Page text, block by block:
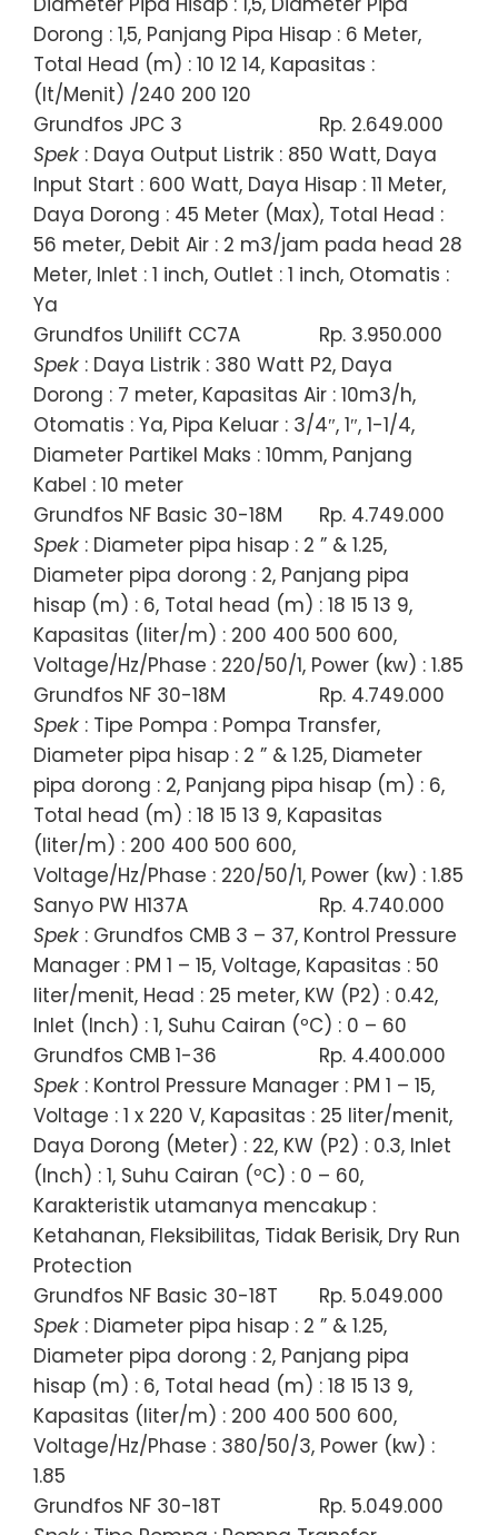
Dorong : 1,5, Panjang Pipa Hisap : 6 Meter,
Total Head (m) : 10 12 14, Kapasitas :
(lt/Menit) /240 200 120
Grundfos JPC 3
Rp. 2.649.000
Spek : Daya Output Listrik : 850 Watt, Daya
Input Start : 600 Watt, Daya Hisap : 11 Meter,
Daya Dorong : 45 Meter (Max), Total Head :
56 meter, Debit Air : 2 m3/jam pada head 28
Meter, Inlet : 1 inch, Outlet : 1 inch, Otomatis :
Ya
Grundfos Unilift CC7A
Rp. 3.950.000
Spek : Daya Listrik : 380 Watt P2, Daya
Dorong : 7 meter, Kapasitas Air : 10m3/h,
Otomatis : Ya, Pipa Keluar : 3/4″, 1″, 1-1/4,
Diameter Partikel Maks : 10mm, Panjang
Kabel : 10 meter
Grundfos NF Basic 30-18M
Rp. 4.749.000
Spek : Diameter pipa hisap : 2 ” & 1.25,
Diameter pipa dorong : 2, Panjang pipa
hisap (m) : 6, Total head (m) : 18 15 13 9,
Kapasitas (liter/m) : 200 400 500 600,
Voltage/Hz/Phase : 220/50/1, Power (kw) : 1.85
Grundfos NF 30-18M
Rp. 4.749.000
Spek : Tipe Pompa : Pompa Transfer,
Diameter pipa hisap : 2 ” & 1.25, Diameter
pipa dorong : 2, Panjang pipa hisap (m) : 6,
Total head (m) : 18 15 13 9, Kapasitas
(liter/m) : 200 400 500 600,
Voltage/Hz/Phase : 220/50/1, Power (kw) : 1.85
Sanyo PW H137A
Rp. 4.740.000
Spek : Grundfos CMB 3 – 37, Kontrol Pressure
Manager : PM 1 – 15, Voltage, Kapasitas : 50
liter/menit, Head : 25 meter, KW (P2) : 0.42,
Inlet (Inch) : 1, Suhu Cairan (ºC) : 0 – 60
Grundfos CMB 1-36
Rp. 4.400.000
Spek : Kontrol Pressure Manager : PM 1 – 15,
Voltage : 1 x 220 V, Kapasitas : 25 liter/menit,
Daya Dorong (Meter) : 22, KW (P2) : 0.3, Inlet
(Inch) : 1, Suhu Cairan (ºC) : 0 – 60,
Karakteristik utamanya mencakup :
Ketahanan, Fleksibilitas, Tidak Berisik, Dry Run
Protection
Grundfos NF Basic 30-18T
Rp. 5.049.000
Spek : Diameter pipa hisap : 2 ” & 1.25,
Diameter pipa dorong : 2, Panjang pipa
hisap (m) : 6, Total head (m) : 18 15 13 9,
Kapasitas (liter/m) : 200 400 500 600,
Voltage/Hz/Phase : 380/50/3, Power (kw) :
1.85
Grundfos NF 30-18T
Rp. 5.049.000